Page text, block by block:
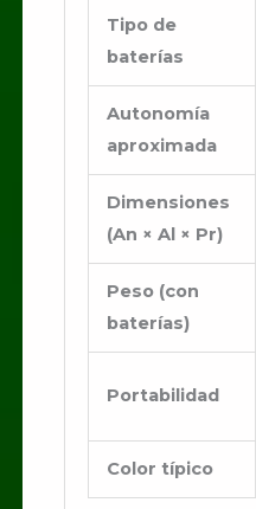
Tipo de
baterías
Autonomía
aproximada
Dimensiones
(An × Al × Pr)
Peso (con
baterías)
Portabilidad
Color típico